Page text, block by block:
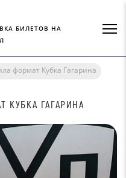
БИЛЕТОВ НА
формат Кубка Гагарина
КУБКА ГАГАРИНА